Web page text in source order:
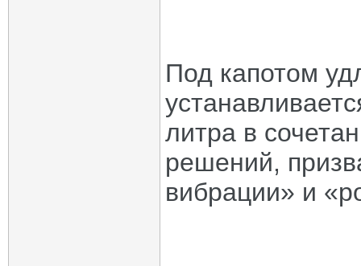
Под капотом
литра в
решений,
вибрации» и